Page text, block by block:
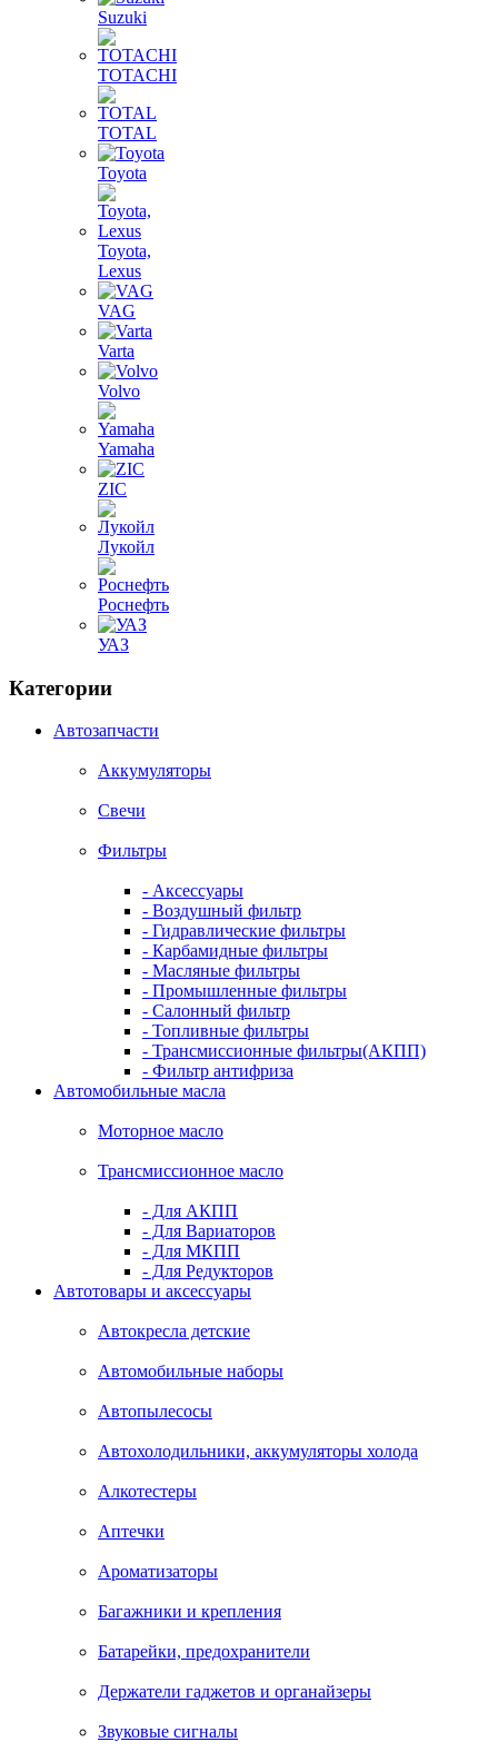
Suzuki
TOTACHI
TOTAL
Toyota
Toyota,
Lexus
VAG
Varta
Volvo
Yamaha
ZIC
Лукойл
Роснефть
УАЗ
Категории
Автозапчасти
Аккумуляторы
Свечи
Фильтры
- Аксессуары
- Воздушный фильтр
- Гидравлические фильтры
- Карбамидные фильтры
- Масляные фильтры
- Промышленные фильтры
- Салонный фильтр
- Топливные фильтры
- Трансмиссионные фильтры(АКПП)
- Фильтр антифриза
Автомобильные масла
Моторное масло
Трансмиссионное масло
- Для АКПП
- Для Вариаторов
- Для МКПП
- Для Редукторов
Автотовары и аксессуары
Автокресла детские
Автомобильные наборы
Автопылесосы
Автохолодильники, аккумуляторы холода
Алкотестеры
Аптечки
Ароматизаторы
Багажники и крепления
Батарейки, предохранители
Держатели гаджетов и органайзеры
Звуковые сигналы